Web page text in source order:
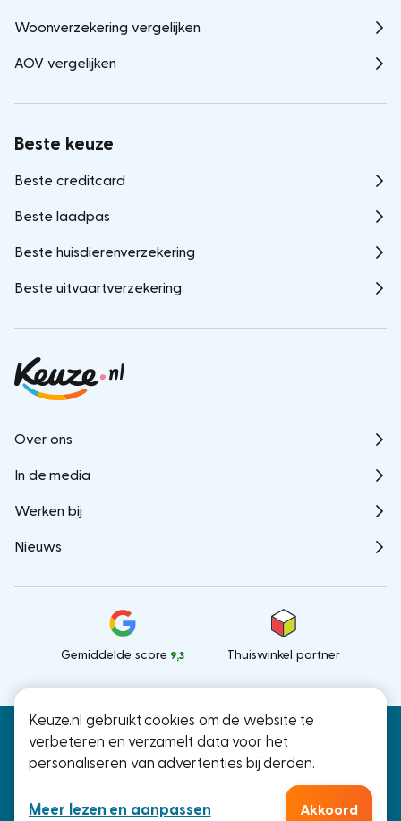
Keuze.nl gebruikt cookies om de website te
verbeteren en verzamelt data voor het
personaliseren van advertenties bij derden.
Meer lezen en aanpassen Akkoord
Over ons
In de media
Werken bij
Nieuws
Gemiddelde score 9,3 Thuiswinkel partner
Woonverzekering vergelijken
AOV vergelijken
Beste keuze
Beste creditcard
Beste laadpas
Beste huisdierenverzekering
Beste uitvaartverzekering
Keuze.nl B.V.
Ramstraat 27, Utrecht